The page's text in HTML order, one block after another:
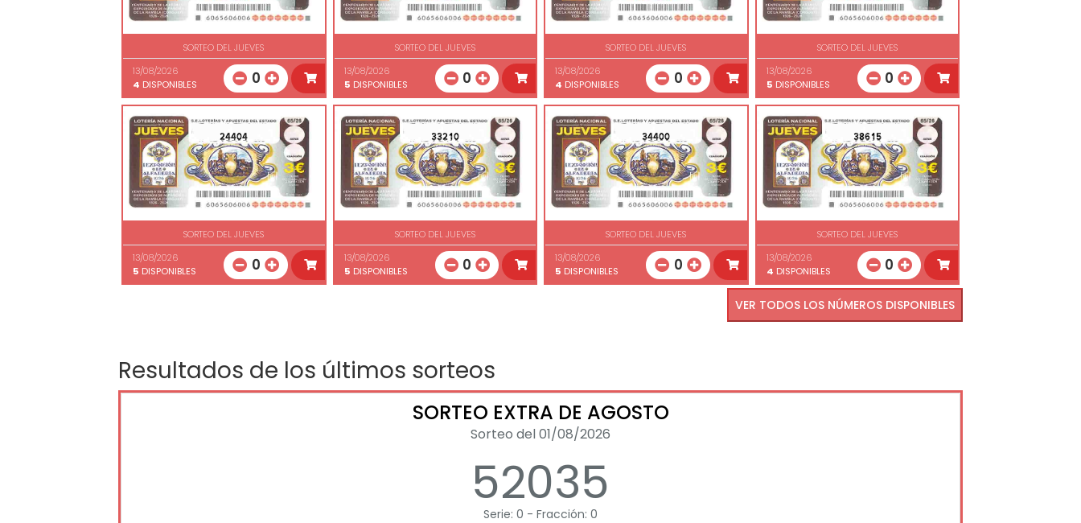
SORTEO DEL JUEVES
13/08/2026
4 DISPONIBLES 0
SORTEO DEL JUEVES
13/08/2026
5 DISPONIBLES 0
SORTEO DEL JUEVES
13/08/2026
4 DISPONIBLES 0
SORTEO DEL JUEVES
13/08/2026
5 DISPONIBLES 0
24404
SORTEO DEL JUEVES
13/08/2026
5 DISPONIBLES 0
33210
SORTEO DEL JUEVES
13/08/2026
5 DISPONIBLES 0
34400
SORTEO DEL JUEVES
13/08/2026
5 DISPONIBLES 0
38615
SORTEO DEL JUEVES
13/08/2026
4 DISPONIBLES 0
VER TODOS LOS NÚMEROS DISPONIBLES
Resultados de los últimos sorteos
SORTEO EXTRA DE AGOSTO
Sorteo del 01/08/2026
52035
Serie: 0 - Fracción: 0